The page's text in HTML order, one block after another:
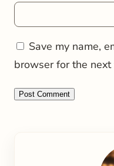
Save my name,
browser for the next